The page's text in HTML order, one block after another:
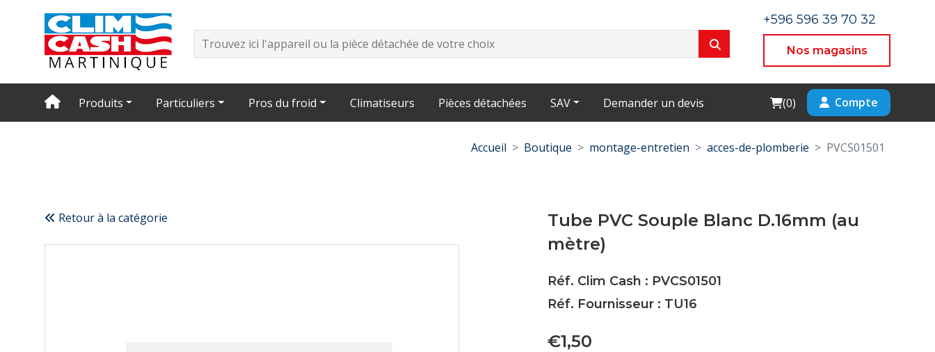
+596 596 39 70 32
Nos magasins
Produits Particuliers Pros du froid Climatiseurs Pièces détachées SAV Demander un devis Cart
(0) Compte
Accueil Boutique montage-entretien acces-de-plomberie PVCS01501
Retour à la catégorie
Tube PVC Souple Blanc D.16mm (au
mètre)
Réf. Clim Cash : PVCS01501
Réf. Fournisseur : TU16
€1,50